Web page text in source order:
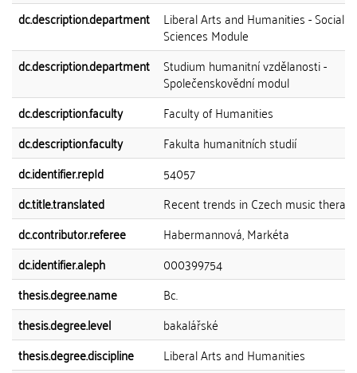
dc.description.department
Liberal Arts and Humanities - Social
Sciences Module
dc.description.department
Studium humanitní vzdělanosti -
Společenskovědní modul
dc.description.faculty
Faculty of Humanities
dc.description.faculty
Fakulta humanitních studií
dc.identifier.repId
54057
dc.title.translated
Recent trends in Czech music therapy
dc.contributor.referee
Habermannová, Markéta
dc.identifier.aleph
000399754
thesis.degree.name
Bc.
thesis.degree.level
bakalářské
thesis.degree.discipline
Liberal Arts and Humanities